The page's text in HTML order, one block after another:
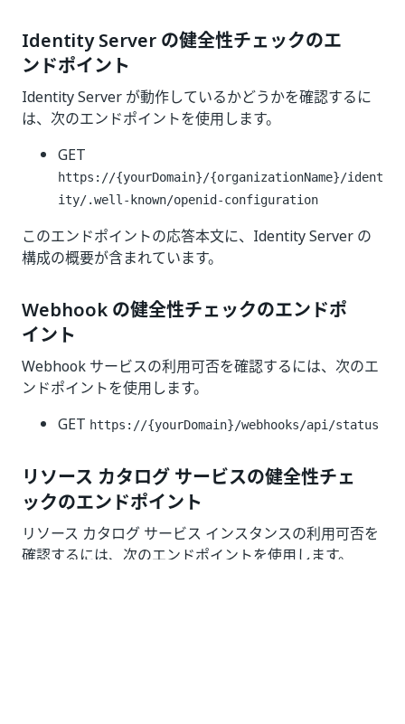
Identity Server の健全性チェックのエ
ンドポイント
Identity Server が動作しているかどうかを確認するに
は、次のエンドポイントを使用します。
GET
https://{yourDomain}/{organizationName}/ident
ity/.well-known/openid-configuration
このエンドポイントの応答本文に、Identity Server の
構成の概要が含まれています。
Webhook の健全性チェックのエンドポ
イント
Webhook サービスの利用可否を確認するには、次のエ
ンドポイントを使用します。
GET https://{yourDomain}/webhooks/api/status
リソース カタログ サービスの健全性チェ
ックのエンドポイント
リソース カタログ サービス インスタンスの利用可否を
確認するには、次のエンドポイントを使用します。